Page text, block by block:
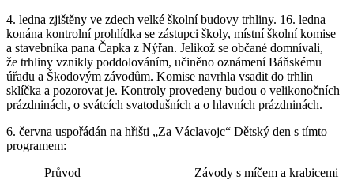
4. ledna zjištěny ve zdech velké školní budovy trhliny. 16. ledna
konána kontrolní prohlídka se zástupci školy, místní školní komise
a stavebníka pana Čapka z Nýřan. Jelikož se občané domnívali,
že trhliny vznikly poddolováním, učiněno oznámení Báňskému
úřadu a Škodovým závodům. Komise navrhla vsadit do trhlin
sklíčka a pozorovat je. Kontroly provedeny budou o velikonočních
prázdninách, o svátcích svatodušních a o hlavních prázdninách.
6. června uspořádán na hřišti „Za Václavojc“ Dětský den s tímto
programem:
Průvod Závody s míčem a krabicemi